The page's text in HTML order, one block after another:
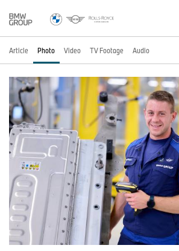
Article Photo Video TV Footage Audio